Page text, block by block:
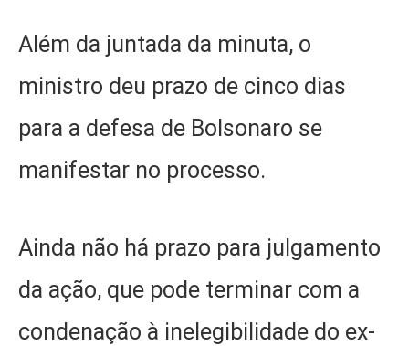
Além da juntada da minuta, o
ministro deu prazo de cinco dias
para a defesa de Bolsonaro se
manifestar no processo.
Ainda não há prazo para julgamento
da ação, que pode terminar com a
condenação à inelegibilidade do ex-